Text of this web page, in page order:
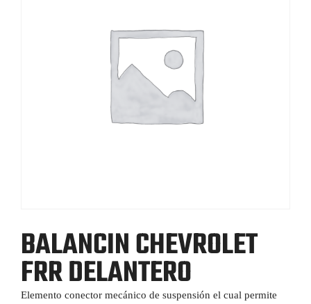
BALANCIN CHEVROLET
FRR DELANTERO
Elemento conector mecánico de suspensión el cual permite